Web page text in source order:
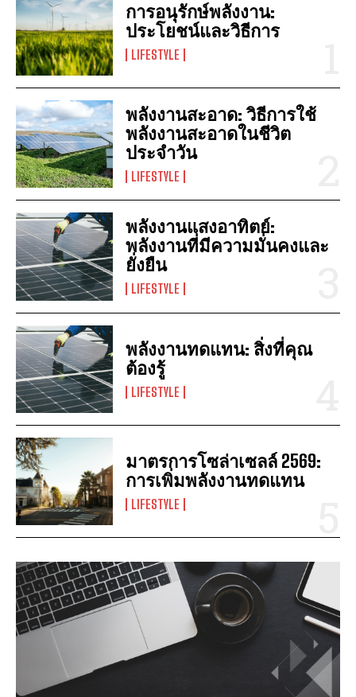
การอนุรักษ์พลังงาน:
ประโยชน์และวิธีการ
LIFESTYLE
พลังงานสะอาด: วิธีการใช้
พลังงานสะอาดในชีวิต
ประจำวัน
LIFESTYLE
พลังงานแสงอาทิตย์:
พลังงานที่มีความมั่นคงและ
ยั่งยืน
LIFESTYLE
พลังงานทดแทน: สิ่งที่คุณ
ต้องรู้
LIFESTYLE
มาตรการโซล่าเซลล์ 2569:
การเพิ่มพลังงานทดแทน
LIFESTYLE